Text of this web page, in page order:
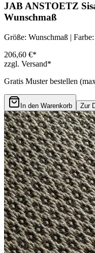
JAB ANSTOETZ
Wunschmaß
Größe: Wunschmaß |
206,60 €*
zzgl. Versand*
Gratis Muster bestellen
In den Warenkorb Zur